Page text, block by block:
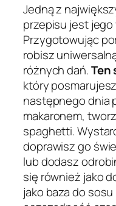
Jedną z
przepisu jest
Przygotowując
robisz
różnych dań.Ten
który
następnego dnia
makaronem,
spaghetti.
doprawisz go
lub dodasz
się również jako
jako baza do